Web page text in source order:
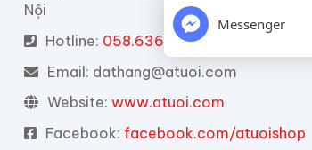
Nội
Hotline: 058.6363.868
Email: dathang@atuoi.com
Website: www.atuoi.com
Facebook: facebook.com/atuoishop
Messenger